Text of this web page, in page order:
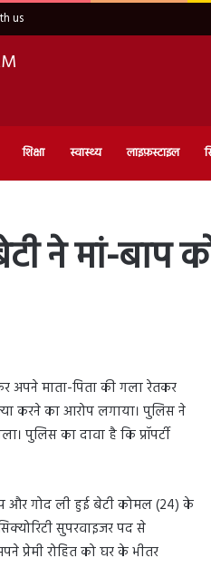
us
शिक्षा स्वास्थ्य लाइफ़स्टाइल
ने मां-बाप
अपने माता-पिता की गला रेतकर
करने का आरोप लगाया। पुलिस ने
पुलिस का दावा है कि प्रॉपर्टी
और गोद ली हुई बेटी कोमल (24) के
सुपरवाइजर पद से
प्रेमी रोहित को घर के भीतर